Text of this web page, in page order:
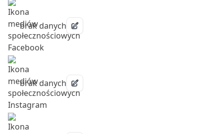
brak danych
brak danych